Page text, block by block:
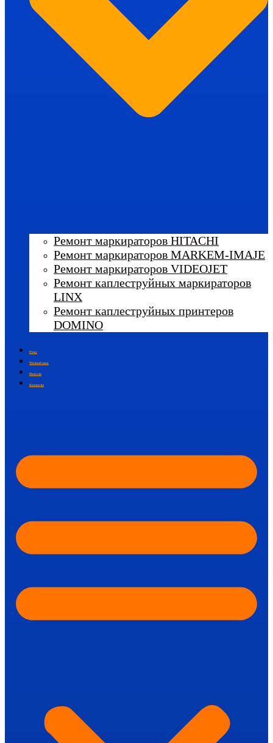
Ремонт маркираторов HITACHI
Ремонт маркираторов MARKEM-IMAJE
Ремонт маркираторов VIDEOJET
Ремонт каплеструйных маркираторов
LINX
Ремонт каплеструйных принтеров
DOMINO
О нас
Честный знак
Новости
Контакты